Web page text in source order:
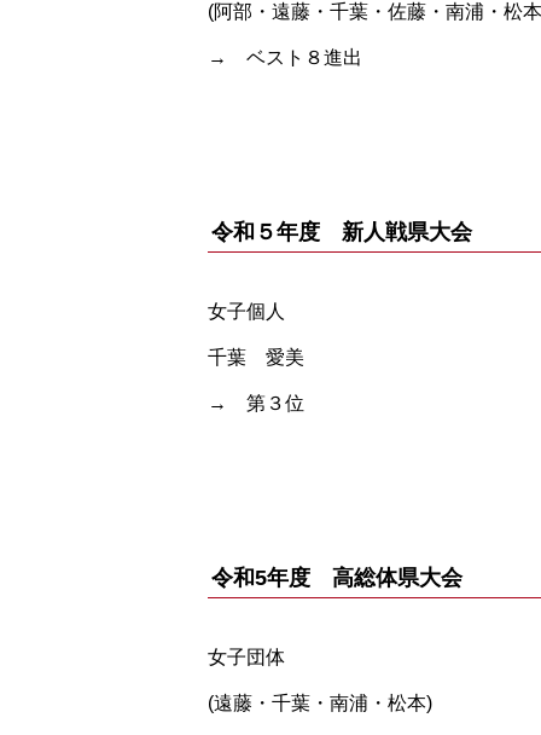
(阿部・遠藤・千葉・佐藤・南浦・松
→ ベスト８進出
令和５年度 新人戦県大会
女子個人
千葉 愛美
→ 第３位
令和5年度 高総体県大会
女子団体
(遠藤・千葉・南浦・松本)